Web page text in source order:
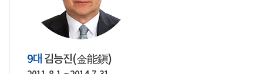
9대 김능진(金能鎭)